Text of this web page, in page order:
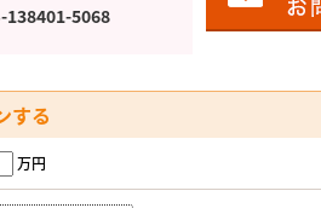
138401-5068
する
万円